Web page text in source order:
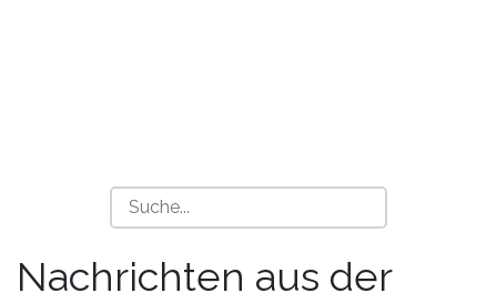
Nachrichten aus der